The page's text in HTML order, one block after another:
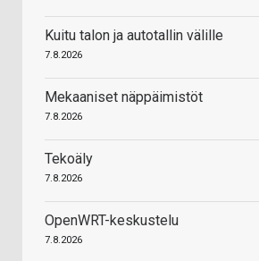
Kuitu talon ja autotallin välille
7.8.2026
Mekaaniset näppäimistöt
7.8.2026
Tekoäly
7.8.2026
OpenWRT-keskustelu
7.8.2026